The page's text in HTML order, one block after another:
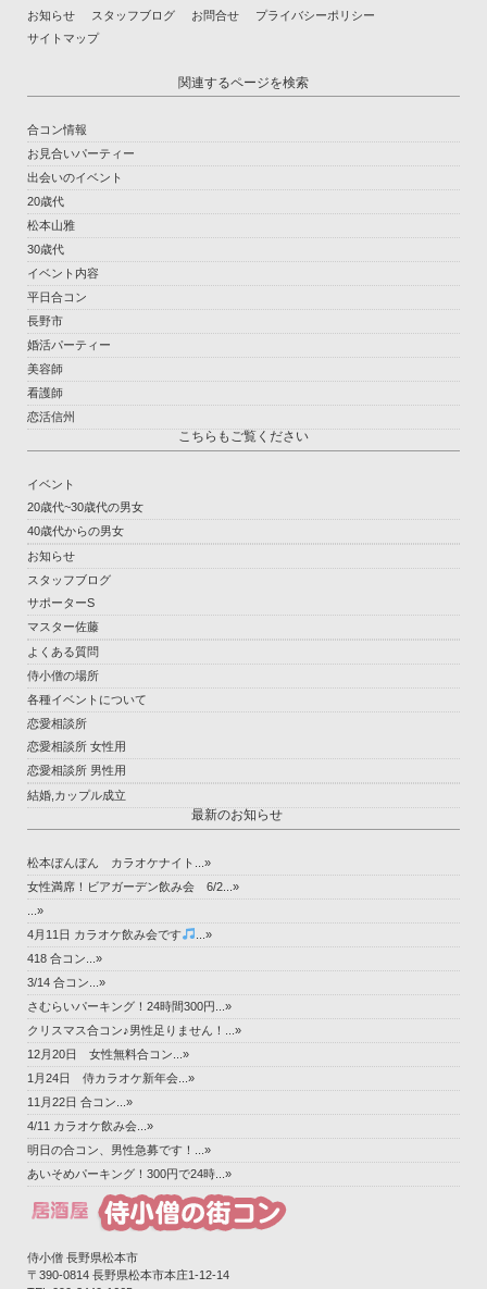
お知らせ
スタッフブログ お問合せ
プライバシーポリシー
サイトマップ
関連するページを検索
合コン情報
お見合いパーティー
出会いのイベント
20歳代
松本山雅
30歳代
イベント内容
平日合コン
長野市
婚活パーティー
美容師
看護師
恋活信州
こちらもご覧ください
イベント
20歳代~30歳代の男女
40歳代からの男女
お知らせ
スタッフブログ
サポーターS
マスター佐藤
よくある質問
侍小僧の場所
各種イベントについて
恋愛相談所
恋愛相談所 女性用
恋愛相談所 男性用
結婚,カップル成立
最新のお知らせ
松本ぼんぼん カラオケナイト...»
女性満席！ビアガーデン飲み会 6/2...»
...»
4月11日 カラオケ飲み会です
...»
418 合コン...»
3/14 合コン...»
さむらいパーキング！24時間300円...»
クリスマス合コン♪男性足りません！...»
12月20日 女性無料合コン...»
1月24日 侍カラオケ新年会...»
11月22日 合コン...»
4/11 カラオケ飲み会...»
明日の合コン、男性急募です！...»
あいそめパーキング！300円で24時...»
侍小僧 長野県松本市
〒390-0814 長野県松本市本庄1-12-14‎